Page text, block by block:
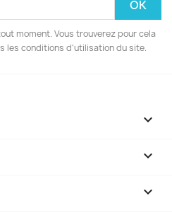
moment. Vous trouverez pour cela
les conditions d'utilisation du site.


